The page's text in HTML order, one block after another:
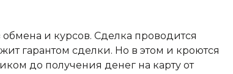
и курсов. Сделка проводится
гарантом сделки. Но в этом и кроются
до получения денег на карту от